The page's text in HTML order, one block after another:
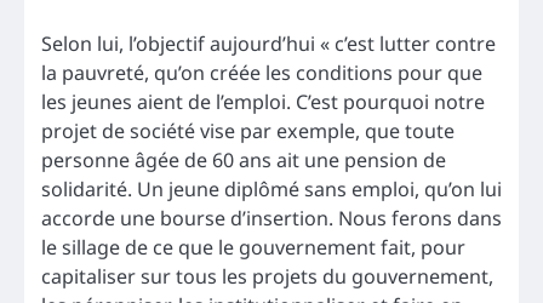
Selon lui, l’objectif aujourd’hui « c’est lutter contre
la pauvreté, qu’on créée les conditions pour que
les jeunes aient de l’emploi. C’est pourquoi notre
projet de société vise par exemple, que toute
personne âgée de 60 ans ait une pension de
solidarité. Un jeune diplômé sans emploi, qu’on lui
accorde une bourse d’insertion. Nous ferons dans
le sillage de ce que le gouvernement fait, pour
capitaliser sur tous les projets du gouvernement,